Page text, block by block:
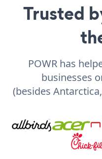
Trusted
POWR has
businesses
(besides